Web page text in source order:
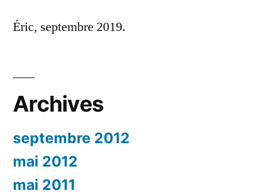
Éric, septembre 2019.
Archives
septembre 2012
mai 2012
mai 2011